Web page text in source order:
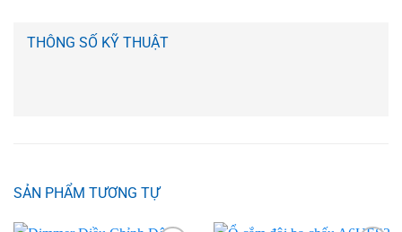
THÔNG SỐ KỸ THUẬT
SẢN PHẨM TƯƠNG TỰ